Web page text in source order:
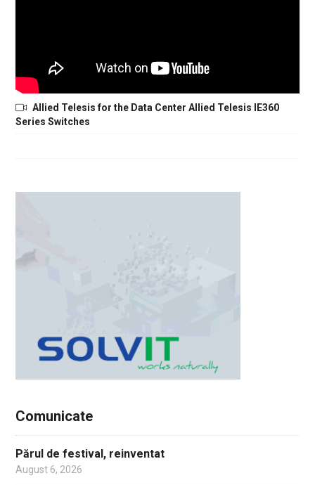
Allied Telesis for the Data Center Allied Telesis IE360
Series Switches
Comunicate
Părul de festival, reinventat
August 6, 2026